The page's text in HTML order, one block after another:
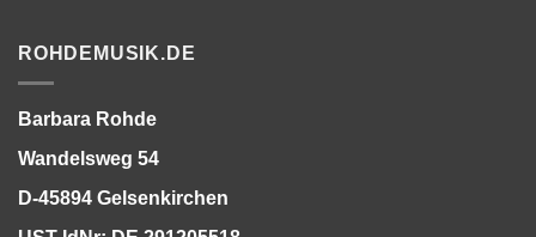
ROHDEMUSIK.DE
Barbara Rohde
Wandelsweg 54
D-45894 Gelsenkirchen